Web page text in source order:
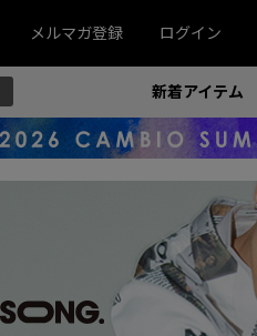
メルマガ登録 ログイン
新着アイテム